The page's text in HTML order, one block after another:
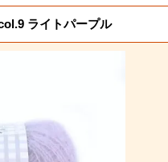
ライトパープル